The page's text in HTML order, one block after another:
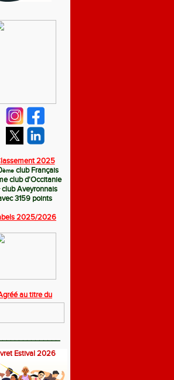
2025
ème club Français
club d'Occitanie
club Aveyronnais
3159 points
2025/2026
au titre du
Estival 2026